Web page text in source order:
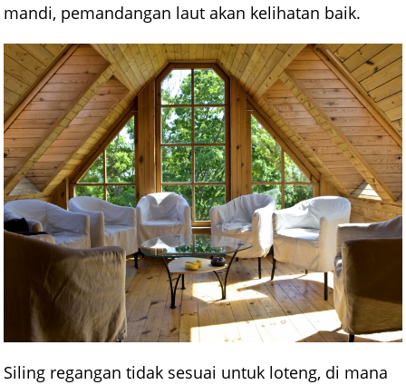
mandi, pemandangan laut akan kelihatan baik.
Siling regangan tidak sesuai untuk loteng, di mana